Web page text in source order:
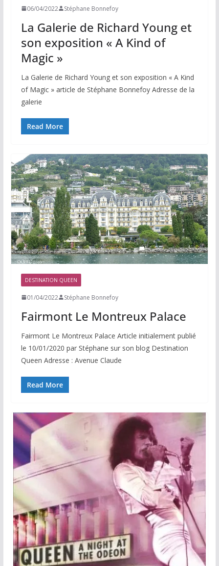
06/04/2022 Stéphane Bonnefoy
La Galerie de Richard Young et
son exposition « A Kind of
Magic »
La Galerie de Richard Young et son exposition « A Kind
of Magic » article de Stéphane Bonnefoy Adresse de la
galerie
Read More
DESTINATION QUEEN
01/04/2022 Stéphane Bonnefoy
Fairmont Le Montreux Palace
Fairmont Le Montreux Palace Article initialement publié
le 10/01/2020 par Stéphane sur son blog Destination
Queen Adresse : Avenue Claude
Read More